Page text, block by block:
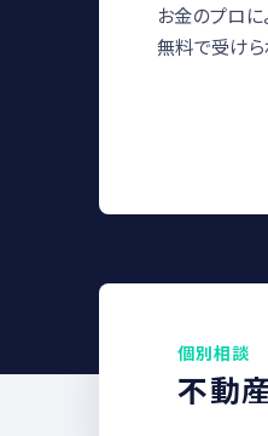
お金のプロ
無料で受けら
個別相談
不動